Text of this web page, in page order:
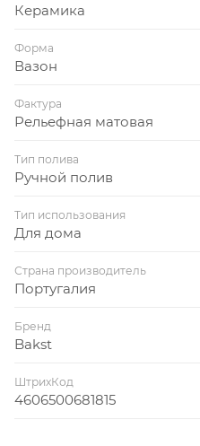
Керамика
Форма
Вазон
Фактура
Рельефная матовая
Тип полива
Ручной полив
Тип использования
Для дома
Страна производитель
Португалия
Бренд
Bakst
ШтрихКод
4606500681815